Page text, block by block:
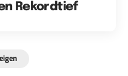
Rekordtief